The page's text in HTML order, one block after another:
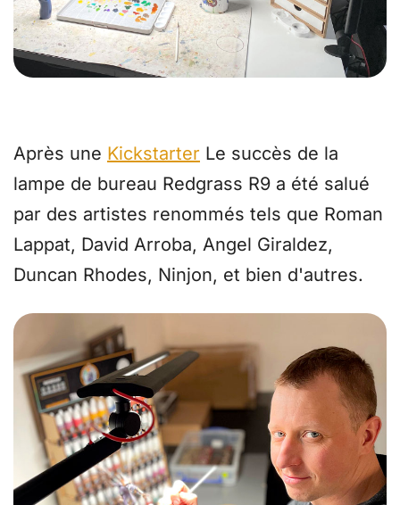
Après une Kickstarter Le succès de la
lampe de bureau Redgrass R9 a été salué
par des artistes renommés tels que Roman
Lappat, David Arroba, Angel Giraldez,
Duncan Rhodes, Ninjon, et bien d'autres.